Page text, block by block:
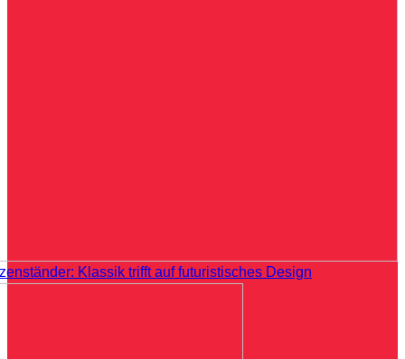
Klassik trifft auf futuristisches Design